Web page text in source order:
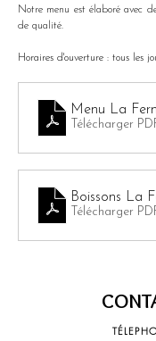
Notre menu est élaboré avec
de qualité.
Horaires d'ouverture : tous les
Menu La
Télécharger
Boissons La
Télécharger